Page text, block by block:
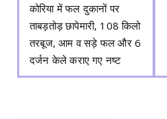
कोरिया में फल दुकानों पर
ताबड़तोड़ छापेमारी, 108 किलो
तरबूज, आम व सड़े फल और 6
दर्जन केले कराए गए नष्ट